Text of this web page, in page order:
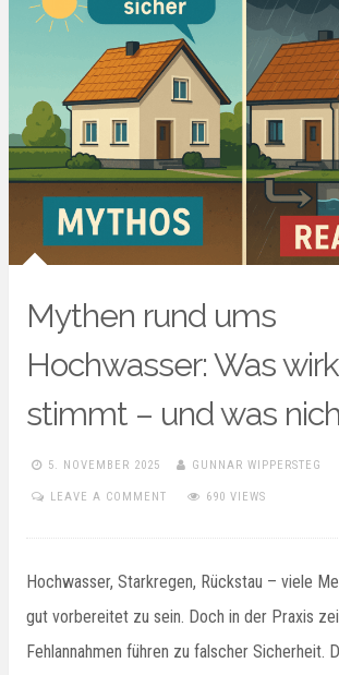
Mythen rund ums
Hochwasser: Was
stimmt – und was
5. NOVEMBER 2025 GUNNAR WIPPERSTEG
LEAVE A COMMENT 690 VIEWS
Hochwasser, Starkregen, Rückstau – viele
gut vorbereitet zu sein. Doch in der Praxis
Fehlannahmen führen zu falscher Sicherheit.